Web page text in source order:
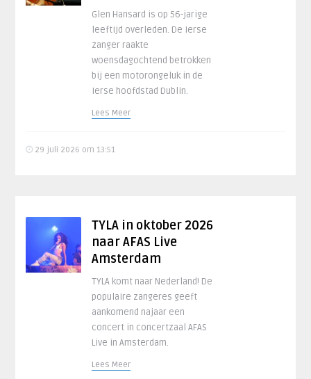
Glen Hansard is op 56-jarige
leeftijd overleden. De Ierse
zanger raakte
woensdagochtend betrokken
bij een motorongeluk in de
Ierse hoofdstad Dublin.
Lees Meer
29 juli 2026 om 13:51
TYLA in oktober 2026
naar AFAS Live
Amsterdam
TYLA komt naar Nederland! De
populaire zangeres geeft
aankomend najaar een
concert in concertzaal AFAS
Live in Amsterdam.
Lees Meer